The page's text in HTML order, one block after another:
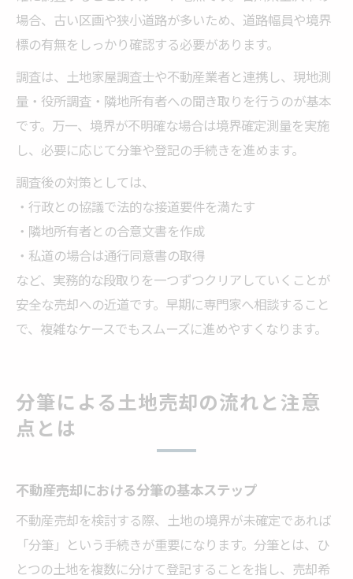
場合、古い区画や狭小道路が多いため、道路幅員や境界
標の有無をしっかり確認する必要があります。
調査は、土地家屋調査士や不動産業者と連携し、現地測
量・役所調査・隣地所有者への聞き取りを行うのが基本
です。万一、境界が不明確な場合は境界確定測量を実施
し、必要に応じて分筆や登記の手続きを進めます。
調査後の対策としては、
・行政との協議で法的な接道要件を満たす
・隣地所有者との合意文書を作成
・私道の場合は通行同意書の取得
など、実務的な段取りを一つずつクリアしていくことが
安全な売却への近道です。早期に専門家へ相談すること
で、複雑なケースでもスムーズに進めやすくなります。
分筆による土地売却の流れと注意
点とは
不動産売却における分筆の基本ステップ
不動産売却を検討する際、土地の境界が未確定であれば
「分筆」という手続きが重要になります。分筆とは、ひ
とつの土地を複数に分けて登記することを指し、売却希